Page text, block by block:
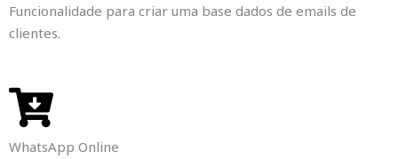
Funcionalidade para criar uma base dados de emails de
clientes.
WhatsApp Online